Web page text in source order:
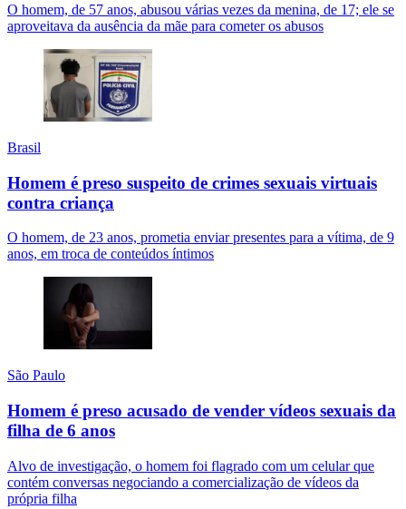
O homem, de 57 anos, abusou várias vezes da menina, de 17; ele se
aproveitava da ausência da mãe para cometer os abusos
Brasil
Homem é preso suspeito de crimes sexuais virtuais
contra criança
O homem, de 23 anos, prometia enviar presentes para a vítima, de 9
anos, em troca de conteúdos íntimos
São Paulo
Homem é preso acusado de vender vídeos sexuais da
filha de 6 anos
Alvo de investigação, o homem foi flagrado com um celular que
contém conversas negociando a comercialização de vídeos da
própria filha